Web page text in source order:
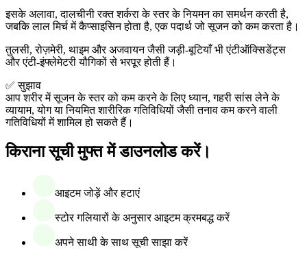
इसके अलावा, दालचीनी रक्त शर्करा के स्तर के नियमन का समर्थन करती है,
जबकि लाल मिर्च में कैप्साइसिन होता है, एक पदार्थ जो सूजन को कम करता है।
तुलसी, रोज़मेरी, थाइम और अजवायन जैसी जड़ी-बूटियाँ भी एंटीऑक्सिडेंट्स
और एंटी-इंफ्लेमेटरी यौगिकों से भरपूर होती हैं।
✅ सुझाव
आप शरीर में सूजन के स्तर को कम करने के लिए ध्यान, गहरी सांस लेने के
व्यायाम, योग या नियमित शारीरिक गतिविधियों जैसी तनाव कम करने वाली
गतिविधियों में शामिल हो सकते हैं।
किराना सूची मुफ्त में डाउनलोड करें।
आइटम जोड़ें और हटाएं
स्टोर गलियारों के अनुसार आइटम क्रमबद्ध करें
अपने साथी के साथ सूची साझा करें